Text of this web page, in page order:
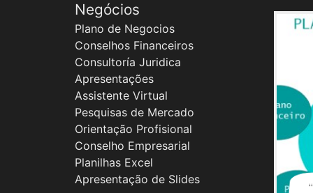
Negócios
Plano de Negocios
Conselhos Financeiros
Consultoría Juridica
Apresentações
Assistente Virtual
Pesquisas de Mercado
Orientação Profisional
Conselho Empresarial
Planilhas Excel
Apresentação de Slides